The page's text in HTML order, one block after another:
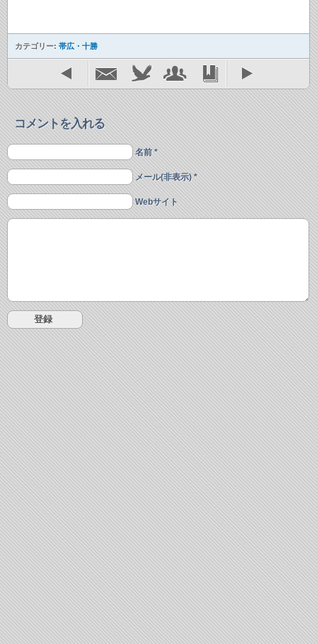
カテゴリー: 帯広・十勝
コメントを入れる
名前 *
メール(非表示) *
Webサイト